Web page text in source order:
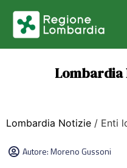
Lombardia
Lombardia Notizie / Enti
Autore:Moreno Gussoni